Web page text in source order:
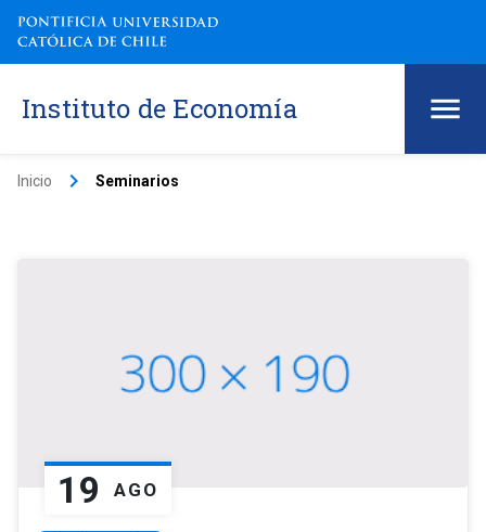
Instituto de Economía
Inicio keyboard_arrow_right Seminarios
19 AGO